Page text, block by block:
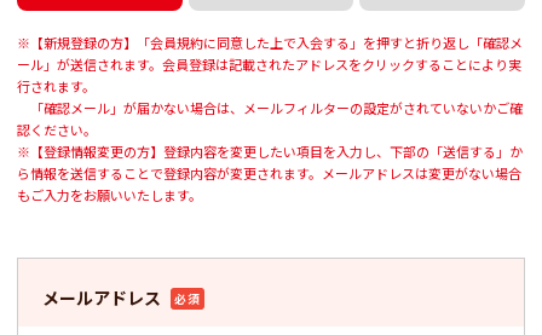
※【新規登録の方】「会員規約に同意した上で入会する」を押すと折り返し「確認メ
ール」が送信されます。会員登録は記載されたアドレスをクリックすることにより実
行されます。
「確認メール」が届かない場合は、メールフィルターの設定がされていないかご確
認ください。
※【登録情報変更の方】登録内容を変更したい項目を入力し、下部の「送信する」か
ら情報を送信することで登録内容が変更されます。メールアドレスは変更がない場合
もご入力をお願いいたします。
メールアドレス 必須